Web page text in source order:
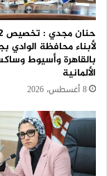
لأبناء محافظة الوادي
بالقاهرة وأسيوط
الألمانية
8 أغسطس، 2026